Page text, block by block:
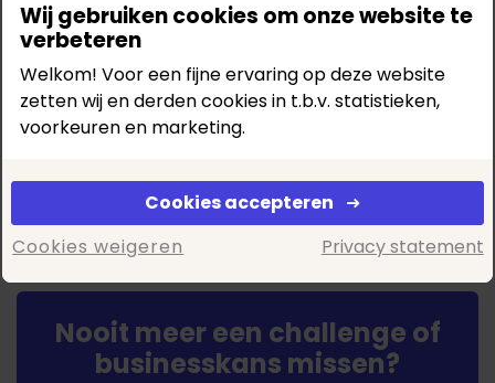
Account aanmaken
Om een vraag te kunnen stellen moet je een
account aanmaken. Heb je al een account,
log dan in.
Nooit meer een challenge of
businesskans missen?
Wij gebruiken cookies om onze website te
verbeteren
Welkom! Voor een fijne ervaring op deze website
zetten wij en derden cookies in t.b.v. statistieken,
voorkeuren en marketing.
Cookies accepteren
Cookies weigeren
Privacy statement